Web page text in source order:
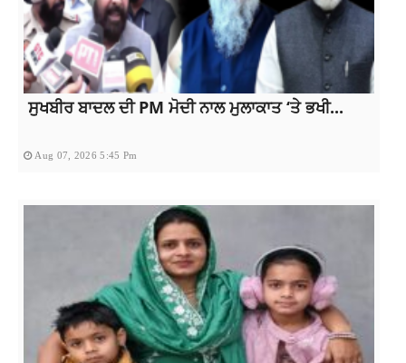
ਸੁਖਬੀਰ ਬਾਦਲ ਦੀ PM ਮੋਦੀ ਨਾਲ ਮੁਲਾਕਾਤ ‘ਤੇ ਭਖੀ...
Aug 07, 2026 5:45 Pm